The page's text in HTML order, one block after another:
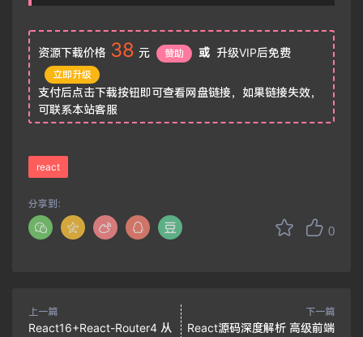
资源下载价格 38 元 赞助 或 升级VIP后免费
立即升级
支付后点击下载按钮即可查看网盘链接，如果链接失效，
可联系本站客服
react
0
分享到：
上一篇
React16+React-Router4 从
下一篇
React源码深度解析 高级前端